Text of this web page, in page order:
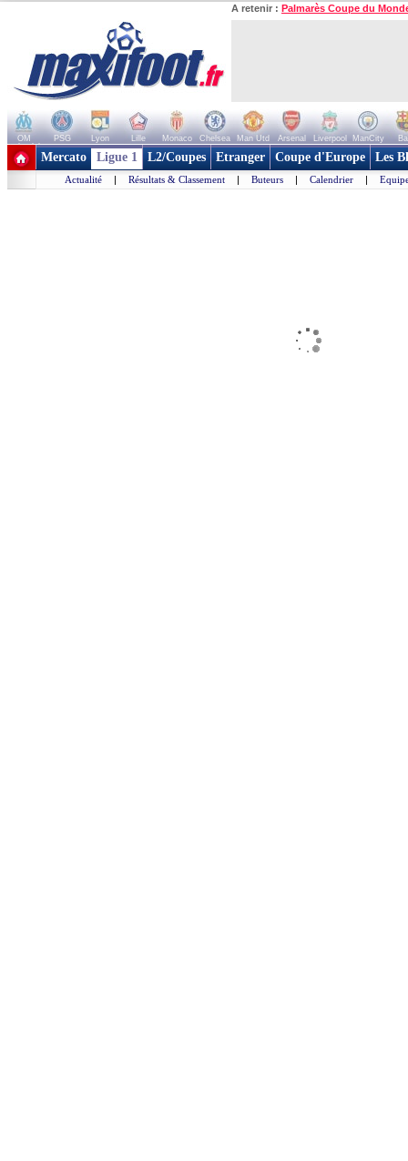
A retenir : Palmarès Coupe du
OM PSG Lyon Lille Monaco Chelsea Man Utd Arsenal Liverpool ManCity
+ de clubs
Mercato Ligue 1 L2/Coupes Etranger Coupe d'Europe Les
Actualité | Résultats & Classement | Buteurs | Calendrier |